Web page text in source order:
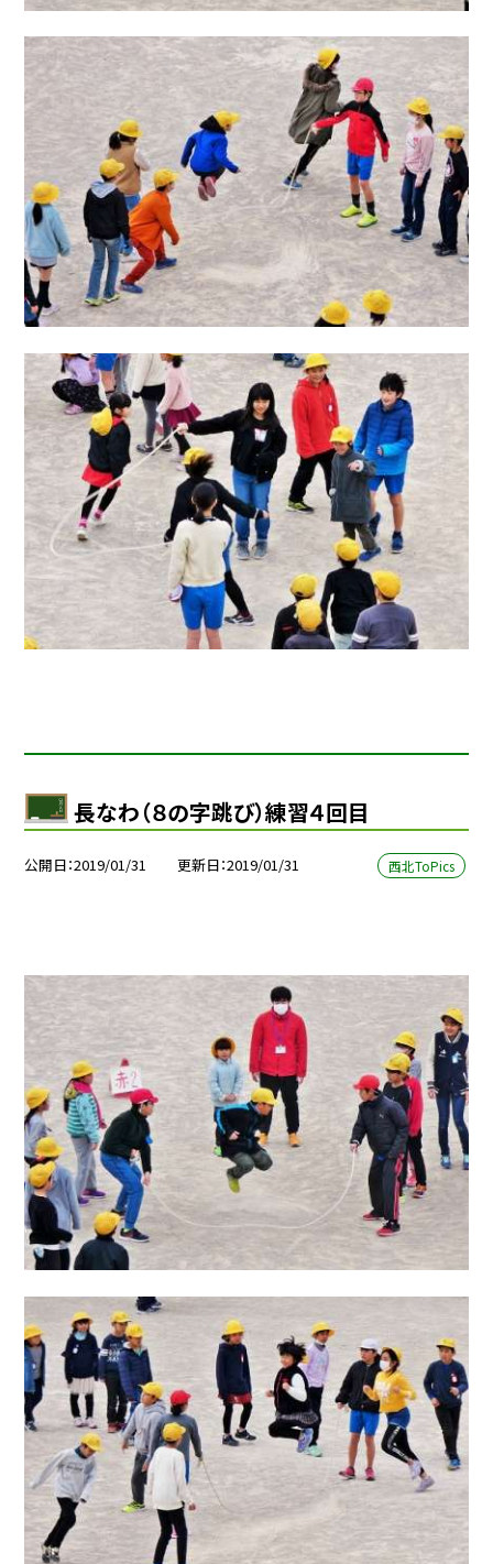
長なわ（８の字跳び）練習４回目
公開日 2019/01/31 更新日 2019/01/31 西北ToPics